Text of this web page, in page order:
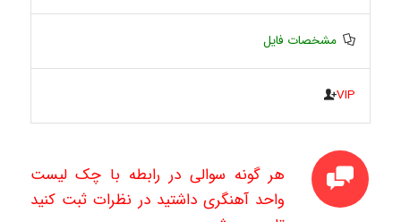
مشخصات فایل
VIP
هر گونه سوالی در رابطه با چک لیست
واحد آهنگری داشتید در نظرات ثبت کنید